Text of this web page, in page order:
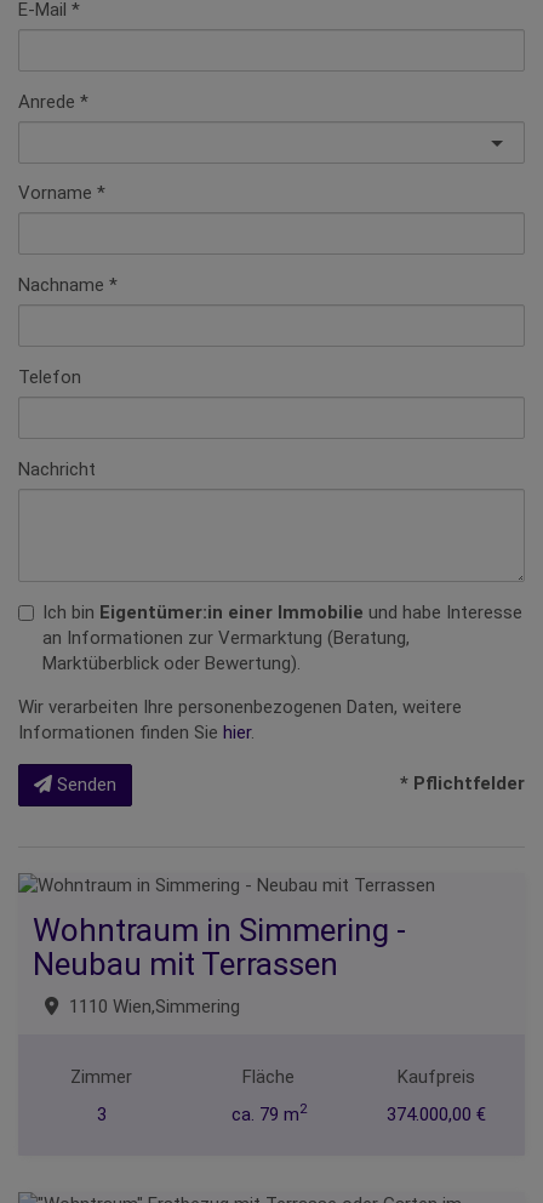
E-Mail
Anrede
Vorname
Nachname
Telefon
Nachricht
Ich bin Eigentümer:in einer Immobilie und habe Interesse
an Informationen zur Vermarktung (Beratung,
Marktüberblick oder Bewertung).
Wir verarbeiten Ihre personenbezogenen Daten, weitere
Informationen finden Sie hier.
Senden * Pflichtfelder
Wohntraum in Simmering -
Neubau mit Terrassen
1110 Wien,Simmering
Zimmer
3
Fläche
ca. 79 m2
Kaufpreis
374.000,00 €